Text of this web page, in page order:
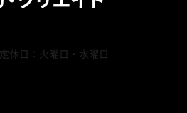
日：火曜日・水曜日